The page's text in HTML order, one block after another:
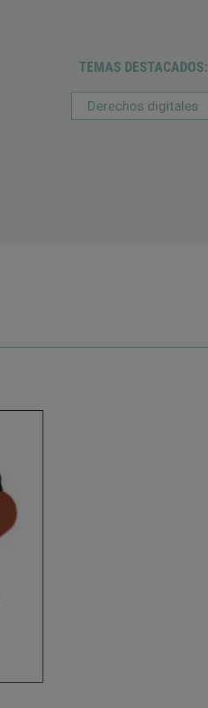
TEMAS DESTACADOS:
Derechos digitales